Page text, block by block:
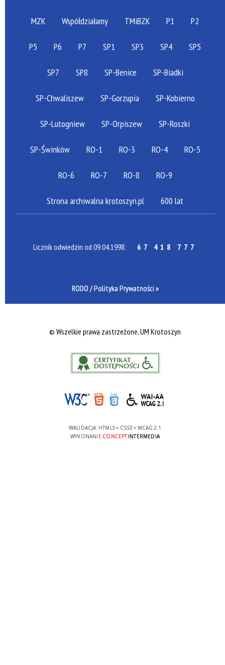
MZK Współdziałamy TMiBZK P1 P2
P5 P6 P7 SP1 SP3 SP4 SP5
SP7 SP8 SP-Benice SP-Biadki
SP-Chwaliszew SP-Gorzupia SP-Kobierno
SP-Lutogniew SP-Orpiszew SP-Roszki
SP-Świnków RO-1 RO-3 RO-4 RO-5
RO-6 RO-7 RO-8 RO-9
Strona archiwalna krotoszyn.pl 600 lat
Licznik odwiedzin od 09.04.1998: 67 418 777
RODO / Polityka Prywatności »
© Wszelkie prawa zastrzeżone, UM Krotoszyn
WALIDACJA: HTML5+ CSS3 + WCAG 2.1
WYKONANIE CONCEPTINTERMEDIA